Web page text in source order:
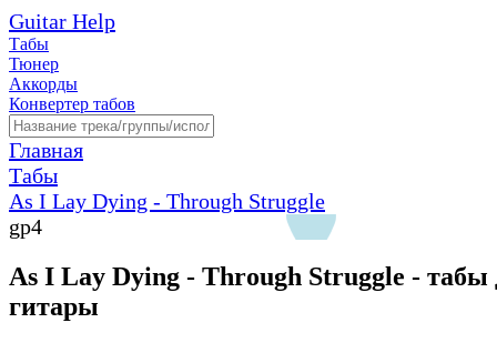
Guitar Help
Табы
Тюнер
Аккорды
Конвертер табов
Главная
Табы
As I Lay Dying - Through Struggle
gp4
As I Lay Dying - Through Struggle - табы
гитары